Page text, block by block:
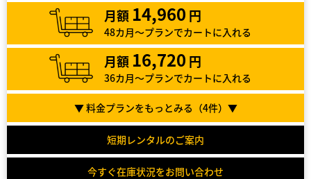
月額 14,960 円
48カ月～プランでカートに入れる
月額 16,720 円
36カ月～プランでカートに入れる
▼ 料金プランをもっとみる（4件）▼
短期レンタルのご案内
今すぐ在庫状況をお問い合わせ